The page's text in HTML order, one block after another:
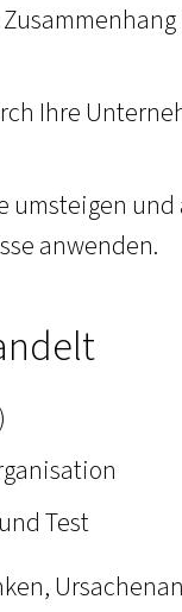
Ihre
anwenden.
Test